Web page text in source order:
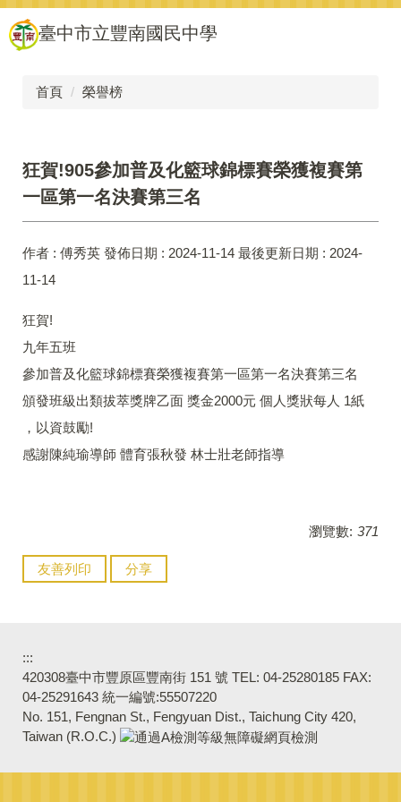
跳
到
主
臺中市立豐南國民中學
首頁 榮譽榜
狂賀!905參加普及化籃球錦標賽榮獲複賽第
一區第一名決賽第三名
作者 : 傅秀英 發佈日期 : 2024-11-14 最後更新日期 : 2024-
11-14
狂賀!
九年五班
參加普及化籃球錦標賽榮獲複賽第一區第一名決賽第三名
頒發班級出類拔萃獎牌乙面 獎金2000元 個人獎狀每人 1紙
，以資鼓勵!
感謝陳純瑜導師 體育張秋發 林士壯老師指導
瀏覽數: 371
友善列印 分享
:::
420308臺中市豐原區豐南街 151 號 TEL: 04-25280185 FAX:
04-25291643 統一編號:55507220
No. 151, Fengnan St., Fengyuan Dist., Taichung City 420,
Taiwan (R.O.C.)